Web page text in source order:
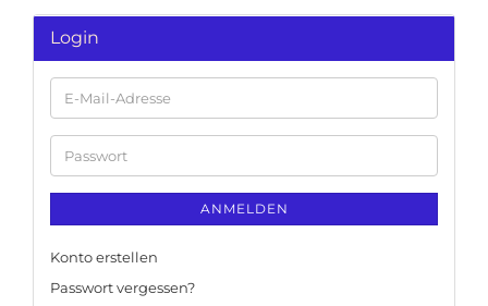
Login
E-
Mail-
Adresse
Passwort
ANMELDEN
Konto erstellen
Passwort vergessen?